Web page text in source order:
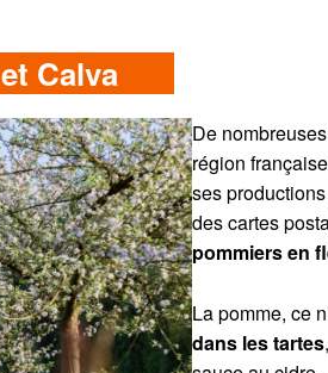
Calva
De nombreuses
région
ses
des cartes
pommiers en
La pomme, ce
dans les tartes